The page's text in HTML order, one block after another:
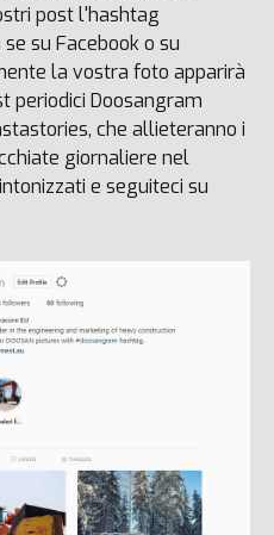
post l'hashtag
su Facebook o su
la vostra foto apparirà
periodici Doosangram
che allieteranno i
giornaliere nel
e seguiteci su